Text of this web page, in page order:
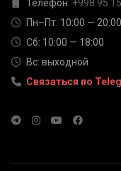
Телефон: +998 95
Пн–Пт: 10:00 — 20:00
Сб: 10:00 — 18:00
Вс: выходной
Связаться по